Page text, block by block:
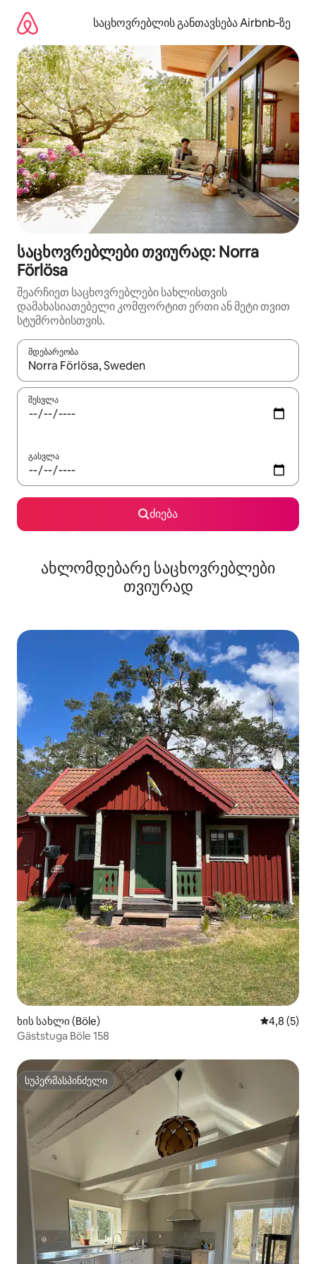
გადასვლა
საცხოვრებლის განთავსება Airbnb‑ზე
საცხოვრებლები თვიურად: Norra
Förlösa
შეარჩიეთ საცხოვრებლები სახლისთვის
დამახასიათებელი კომფორტით ერთი ან მეტი თვით
სტუმრობისთვის.
მდებარეობა
როცა შედეგები ხელმისაწვდომი გახდება, ნავიგაციისთვის
შესვლა
გასვლა
ძიება
ახლომდებარე საცხოვრებლები
თვიურად
ხის სახლი (Böle) საშუალო
4,8 (5)
Gäststuga Böle 158
სუპერმასპინძელი
სუპერმასპინძელი